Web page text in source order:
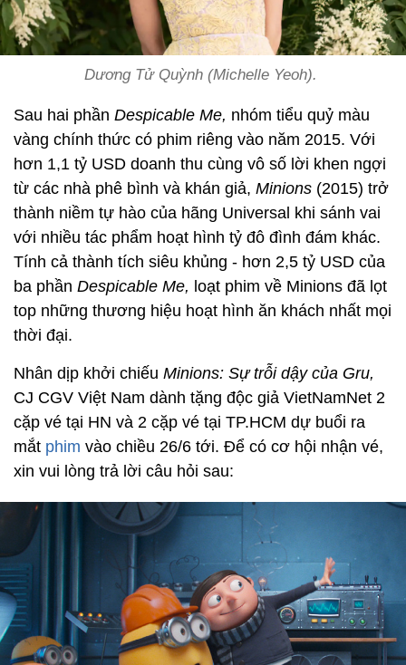
Dương Tử Quỳnh (Michelle Yeoh).
Sau hai phần Despicable Me, nhóm tiểu quỷ màu
vàng chính thức có phim riêng vào năm 2015. Với
hơn 1,1 tỷ USD doanh thu cùng vô số lời khen ngợi
từ các nhà phê bình và khán giả, Minions (2015) trở
thành niềm tự hào của hãng Universal khi sánh vai
với nhiều tác phẩm hoạt hình tỷ đô đình đám khác.
Tính cả thành tích siêu khủng - hơn 2,5 tỷ USD của
ba phần Despicable Me, loạt phim về Minions đã lọt
top những thương hiệu hoạt hình ăn khách nhất mọi
thời đại.
Nhân dịp khởi chiếu Minions: Sự trỗi dậy của Gru,
CJ CGV Việt Nam dành tặng độc giả VietNamNet 2
cặp vé tại HN và 2 cặp vé tại TP.HCM dự buổi ra
mắt phim vào chiều 26/6 tới. Để có cơ hội nhận vé,
xin vui lòng trả lời câu hỏi sau: